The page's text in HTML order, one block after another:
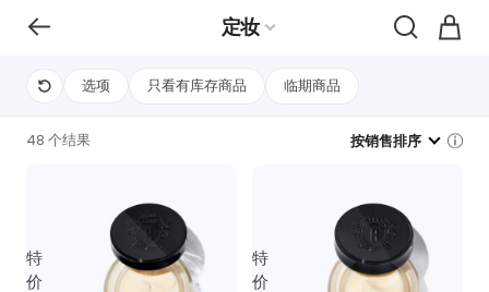
定妆
选项 只看有库存商品 临期商品
48 个结果 按销售排序
特
价
特
价